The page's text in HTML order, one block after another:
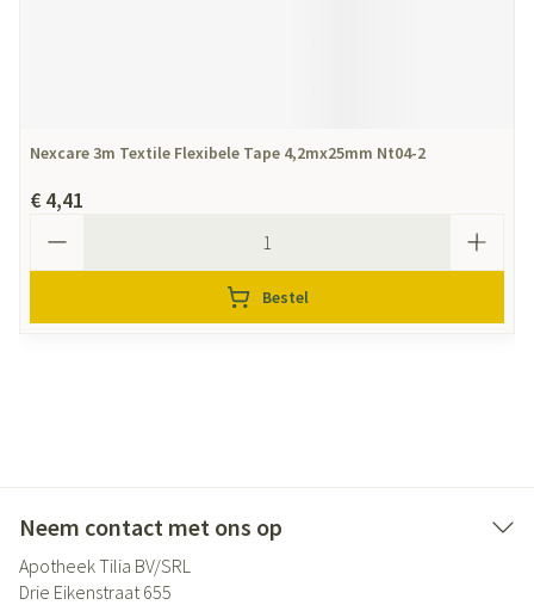
Nexcare 3m Textile Flexibele Tape 4,2mx25mm Nt04-2
€ 4,41
Bestel
Neem contact met ons op
Apotheek Tilia BV/SRL
Drie Eikenstraat 655